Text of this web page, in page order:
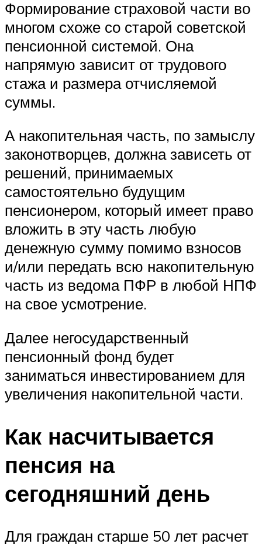
Формирование страховой части во
многом схоже со старой советской
пенсионной системой. Она
напрямую зависит от трудового
стажа и размера отчисляемой
суммы.
А накопительная часть, по замыслу
законотворцев, должна зависеть от
решений, принимаемых
самостоятельно будущим
пенсионером, который имеет право
вложить в эту часть любую
денежную сумму помимо взносов
и/или передать всю накопительную
часть из ведома ПФР в любой НПФ
на свое усмотрение.
Далее негосударственный
пенсионный фонд будет
заниматься инвестированием для
увеличения накопительной части.
Как насчитывается
пенсия на
сегодняшний день
Для граждан старше 50 лет расчет